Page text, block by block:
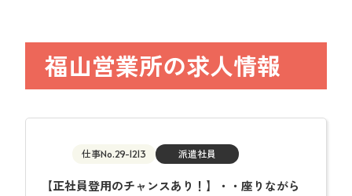
福山営業所の求人情報
仕事No.29-1213 派遣社員
【正社員登用のチャンスあり！】・・座りながら